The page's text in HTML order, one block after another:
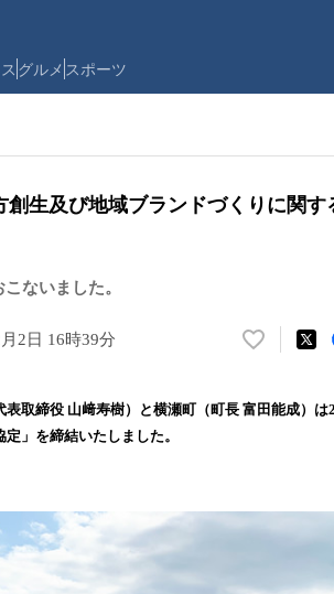
グルメ スポーツ
生及び地域ブランドづくりに関す
ないました。
2日 16時39分
い
！
み
込
取締役 山﨑寿樹）と横瀬町（町長 富田能成）は
」を締結いたしました。